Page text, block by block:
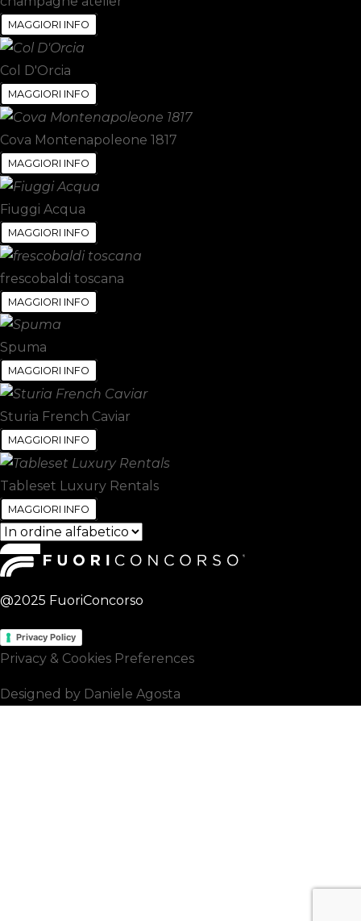
MAGGIORI INFO
Col D'Orcia
MAGGIORI INFO
Cova Montenapoleone 1817
MAGGIORI INFO
Fiuggi Acqua
MAGGIORI INFO
frescobaldi toscana
MAGGIORI INFO
Spuma
MAGGIORI INFO
Sturia French Caviar
MAGGIORI INFO
Tableset Luxury Rentals
MAGGIORI INFO
@2025 FuoriConcorso
Privacy Policy
Privacy & Cookies Preferences
Designed by Daniele Agosta